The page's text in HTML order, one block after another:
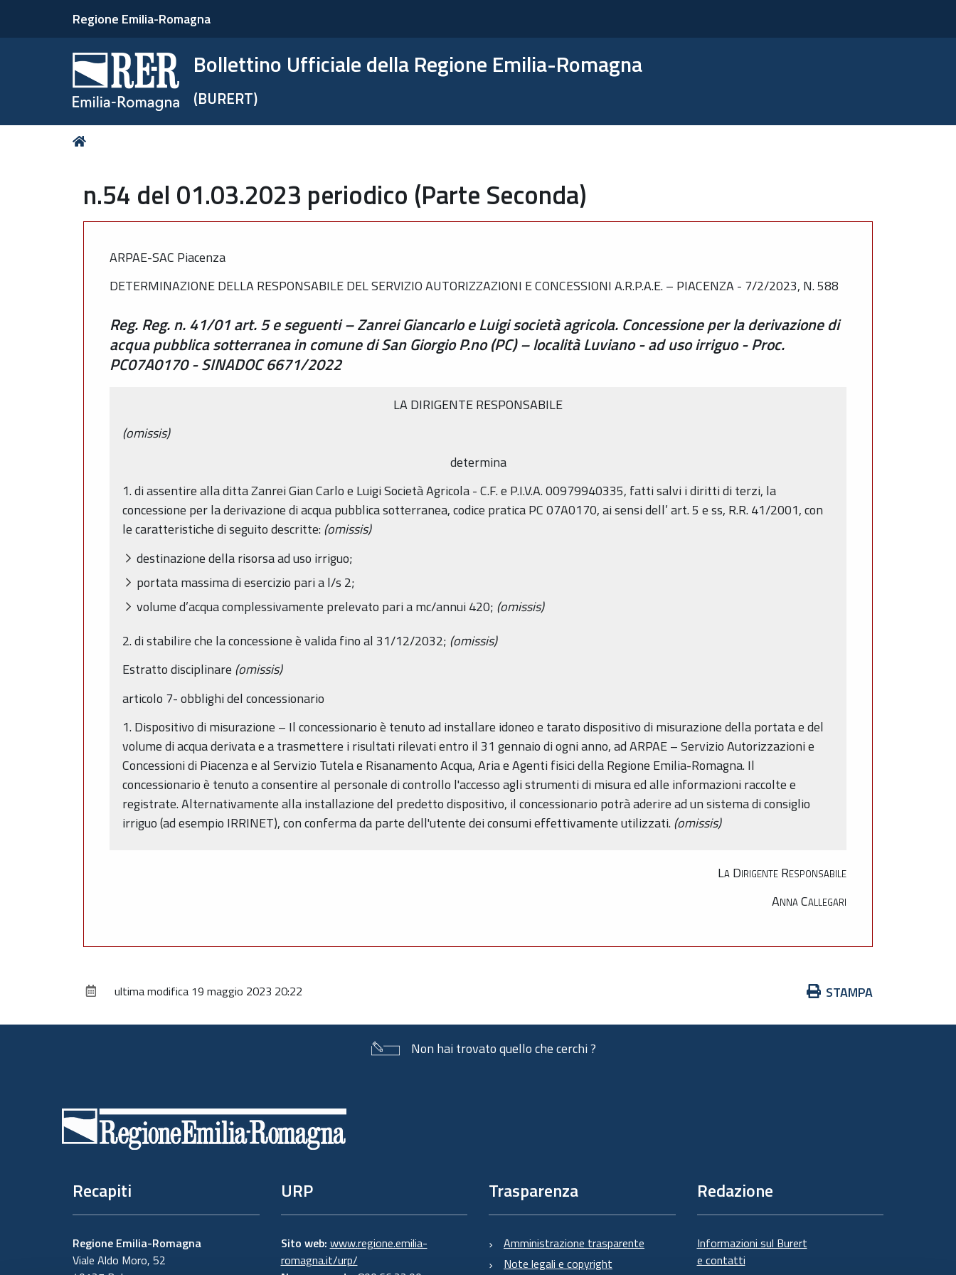
Regione Emilia-Romagna
Bollettino Ufficiale della Regione Emilia-Romagna
(BURERT)
Tu
n.54 del 01.03.2023 periodico (Parte Seconda)
ARPAE-SAC Piacenza
DETERMINAZIONE DELLA RESPONSABILE DEL SERVIZIO AUTORIZZAZIONI E CONCESSIONI A.R.P.A.E. – PIACENZA - 7/2/2023, N. 588
Reg. Reg. n. 41/01 art. 5 e seguenti – Zanrei Giancarlo e Luigi società agricola. Concessione per la derivazione di
acqua pubblica sotterranea in comune di San Giorgio P.no (PC) – località Luviano - ad uso irriguo - Proc.
PC07A0170 - SINADOC 6671/2022
LA DIRIGENTE RESPONSABILE
(omissis)
determina
1. di assentire alla ditta Zanrei Gian Carlo e Luigi Società Agricola - C.F. e P.I.V.A. 00979940335, fatti salvi i diritti di terzi, la
concessione per la derivazione di acqua pubblica sotterranea, codice pratica PC 07A0170, ai sensi dell’ art. 5 e ss, R.R. 41/2001, con
le caratteristiche di seguito descritte:(omissis)
destinazione della risorsa ad uso irriguo;
portata massima di esercizio pari a l/s 2;
volume d’acqua complessivamente prelevato pari a mc/annui 420; (omissis)
2. di stabilire che la concessione è valida fino al 31/12/2032; (omissis)
Estratto disciplinare (omissis)
articolo 7- obblighi del concessionario
1. Dispositivo di misurazione – Il concessionario è tenuto ad installare idoneo e tarato dispositivo di misurazione della portata e del
volume di acqua derivata e a trasmettere i risultati rilevati entro il 31 gennaio di ogni anno, ad ARPAE – Servizio Autorizzazioni e
Concessioni di Piacenza e al Servizio Tutela e Risanamento Acqua, Aria e Agenti fisici della Regione Emilia-Romagna. Il
concessionario è tenuto a consentire al personale di controllo l'accesso agli strumenti di misura ed alle informazioni raccolte e
registrate. Alternativamente alla installazione del predetto dispositivo, il concessionario potrà aderire ad un sistema di consiglio
irriguo (ad esempio IRRINET), con conferma da parte dell'utente dei consumi effettivamente utilizzati.(omissis)
La Dirigente Responsabile
Anna Callegari
Azioni
documento
STAMPA
ultima modifica 19 maggio 2023 20:22
Non hai trovato quello che cerchi ?
Recapiti
Regione Emilia-Romagna
Viale Aldo Moro, 52
URP
Sito web: www.regione.emilia-
romagna.it/urp/
Trasparenza
Amministrazione trasparente
Note legali e copyright
Redazione
Informazioni sul Burert
e contatti